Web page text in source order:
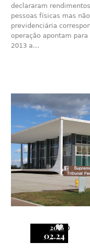
declararam
pessoas físicas mas
previdenciária
operação apontam
2013 a…
2016
02.24
0